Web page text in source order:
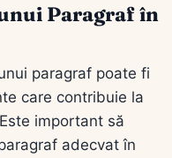
Paragraf în
paragraf poate fi
care contribuie la
important să
adecvat în